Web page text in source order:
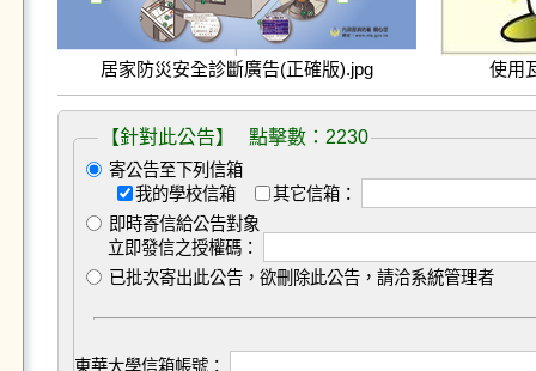
居家防災安全診斷廣告(正確版).jpg 使用
【針對此公告】 點擊數：2230
寄公告至下列信箱
我的學校信箱
其它信箱：
即時寄信給公告對象
立即發信之授權碼：
已批次寄出此公告，欲刪除此公告，請洽系統管理者
東華大學信箱帳號：